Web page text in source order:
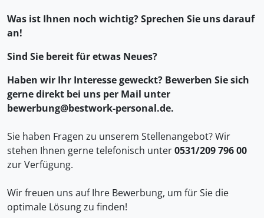
Was ist Ihnen noch wichtig? Sprechen Sie uns darauf
an!
Sind Sie bereit für etwas Neues?
Haben wir Ihr Interesse geweckt? Bewerben Sie sich
gerne direkt bei uns per Mail unter
bewerbung@bestwork-personal.de.
Sie haben Fragen zu unserem Stellenangebot? Wir
stehen Ihnen gerne telefonisch unter0531/209 796 00
zur Verfügung.
Wir freuen uns auf Ihre Bewerbung, um für Sie die
optimale Lösung zu finden!